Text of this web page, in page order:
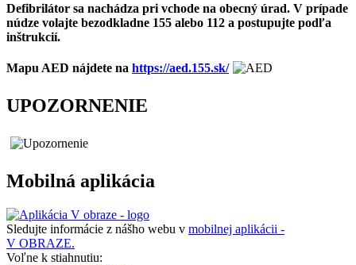
Defibrilátor sa nachádza pri vchode na obecný úrad. V prípade
núdze volajte bezodkladne 155 alebo 112 a postupujte podľa
inštrukcií.
Mapu AED nájdete na https://aed.155.sk/
UPOZORNENIE
Mobilná aplikácia
Sledujte informácie z nášho webu v mobilnej aplikácii -
V OBRAZE.
Voľne k stiahnutiu: